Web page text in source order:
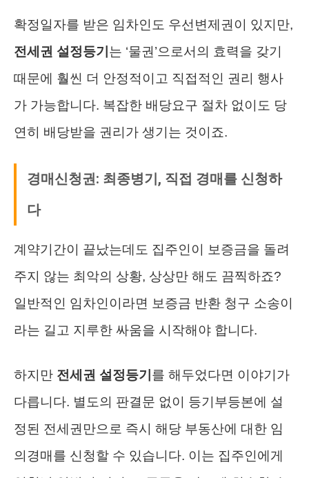
확정일자를 받은 임차인도 우선변제권이 있지만,
전세권 설정등기 는 ‘물권’으로서의 효력을 갖기
때문에 훨씬 더 안정적이고 직접적인 권리 행사
가 가능합니다. 복잡한 배당요구 절차 없이도 당
연히 배당받을 권리가 생기는 것이죠.
경매신청권: 최종병기, 직접 경매를 신청하
다
계약기간이 끝났는데도 집주인이 보증금을 돌려
주지 않는 최악의 상황, 상상만 해도 끔찍하죠?
일반적인 임차인이라면 보증금 반환 청구 소송이
라는 길고 지루한 싸움을 시작해야 합니다.
하지만 전세권 설정등기 를 해두었다면 이야기가
다릅니다. 별도의 판결문 없이 등기부등본에 설
정된 전세권만으로 즉시 해당 부동산에 대한 임
의경매를 신청할 수 있습니다. 이는 집주인에게